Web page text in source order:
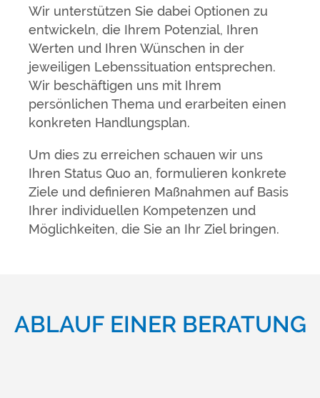
Wir unterstützen Sie dabei Optionen zu
entwickeln, die Ihrem Potenzial, Ihren
Werten und Ihren Wünschen in der
jeweiligen Lebenssituation entsprechen.
Wir beschäftigen uns mit Ihrem
persönlichen Thema und erarbeiten einen
konkreten Handlungsplan.
Um dies zu erreichen schauen wir uns
Ihren Status Quo an, formulieren konkrete
Ziele und definieren Maßnahmen auf Basis
Ihrer individuellen Kompetenzen und
Möglichkeiten, die Sie an Ihr Ziel bringen.
ABLAUF EINER BERATUNG